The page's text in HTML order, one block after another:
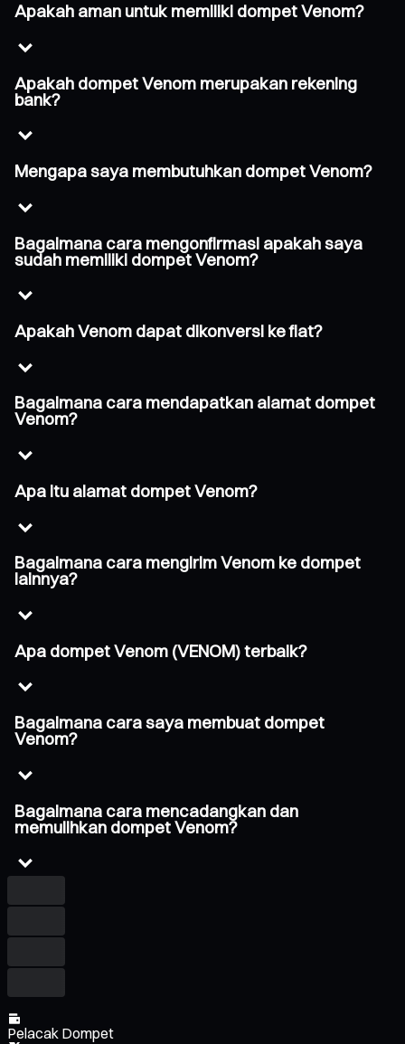
Apakah aman untuk memiliki dompet Venom?
Apakah dompet Venom merupakan rekening
bank?
Mengapa saya membutuhkan dompet Venom?
Bagaimana cara mengonfirmasi apakah saya
sudah memiliki dompet Venom?
Apakah Venom dapat dikonversi ke fiat?
Bagaimana cara mendapatkan alamat dompet
Venom?
Apa itu alamat dompet Venom?
Bagaimana cara mengirim Venom ke dompet
lainnya?
Apa dompet Venom (VENOM) terbaik?
Bagaimana cara saya membuat dompet
Venom?
Bagaimana cara mencadangkan dan
memulihkan dompet Venom?
Pelacak Dompet